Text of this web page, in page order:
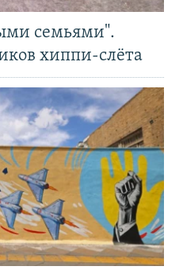
семьями".
хиппи-слёта